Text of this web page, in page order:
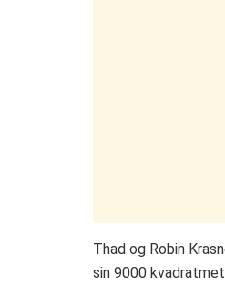
Thad og Robin
sin 9000